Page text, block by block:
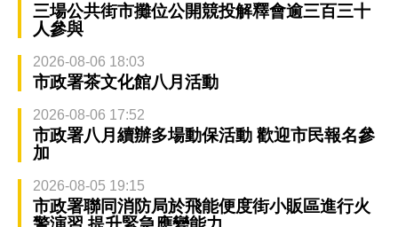
三場公共街市攤位公開競投解釋會逾三百三十
人參與
2026-08-06 18:03
市政署茶文化館八月活動
2026-08-06 17:52
市政署八月續辦多場動保活動 歡迎市民報名參
加
2026-08-05 19:15
市政署聯同消防局於飛能便度街小販區進行火